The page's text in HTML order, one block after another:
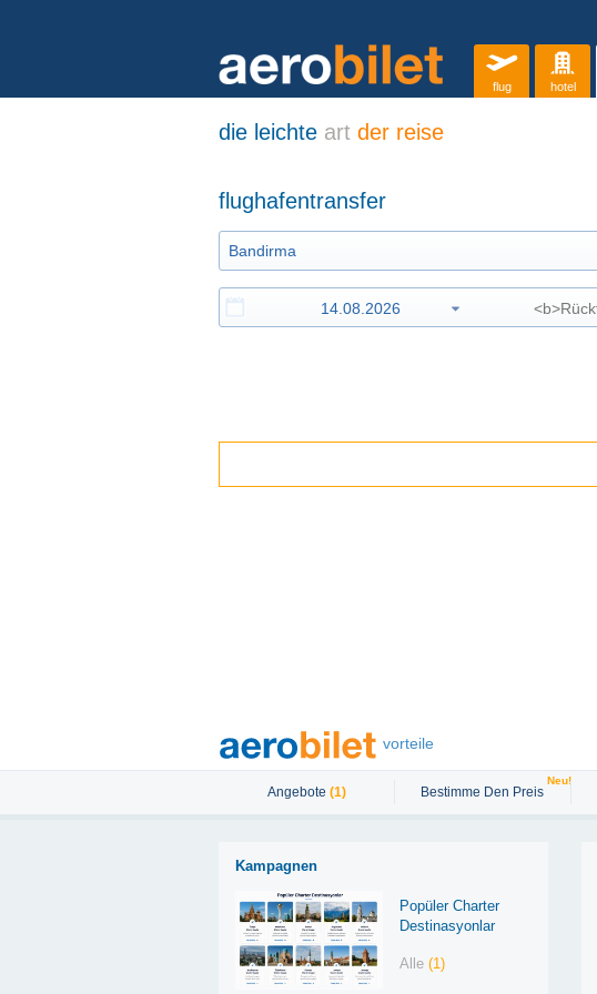
flug hotel
die leichte art der reise
flughafentransfer
vorteile
Angebote (1) Bestimme Den Preis
Neu!
Kampagnen
Popüler Charter
Destinasyonlar
Alle(1)